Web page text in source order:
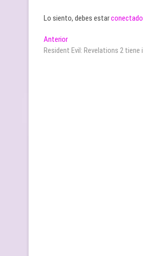
Lo siento, debes estarconectado
Navegación
de
AnteriorEntrada
anterior:
Resident Evil: Revelations 2 tiene